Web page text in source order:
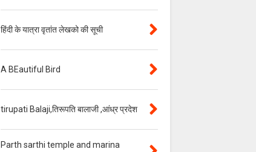
हिंदी के यात्रा वृतांत लेखको की सूची
A BEautiful Bird
tirupati Balaji,तिरूपति बालाजी ,आंध्र प्रदेश
Parth sarthi temple and marina